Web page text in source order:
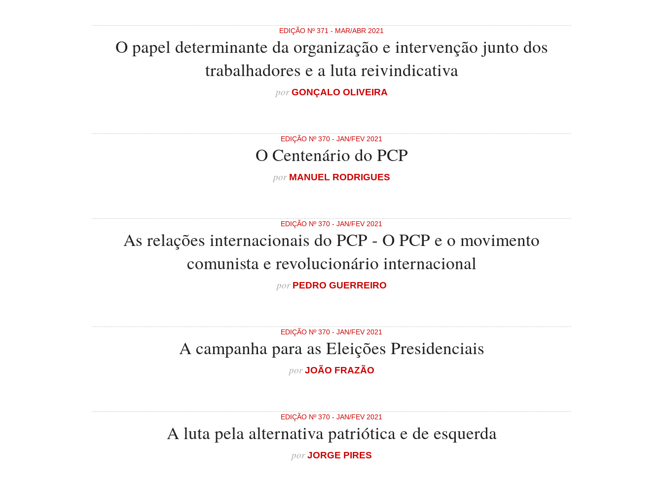
EDIÇÃO Nº 371 - MAR/ABR 2021
O papel determinante da organização e intervenção junto dos
trabalhadores e a luta reivindicativa
porGONÇALO OLIVEIRA
EDIÇÃO Nº 370 - JAN/FEV 2021
O Centenário do PCP
por MANUEL RODRIGUES
EDIÇÃO Nº 370 - JAN/FEV 2021
As relações internacionais do PCP - O PCP e o movimento
comunista e revolucionário internacional
por PEDRO GUERREIRO
EDIÇÃO Nº 370 - JAN/FEV 2021
A campanha para as Eleições Presidenciais
porJOÃO FRAZÃO
EDIÇÃO Nº 370 - JAN/FEV 2021
A luta pela alternativa patriótica e de esquerda
porJORGE PIRES